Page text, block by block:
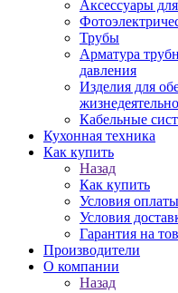
Аксессуары
Трубы
Арматура
давления
Изделия для
Кабельные
Кухонная техника
Как купить
Назад
Как купить
Условия оплаты
Условия
Гарантия на
Производители
О компании
Назад